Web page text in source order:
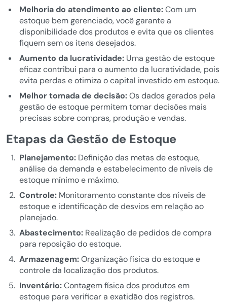
Melhoria do atendimento ao cliente:Com um
estoque bem gerenciado, você garante a
disponibilidade dos produtos e evita que os clientes
fiquem sem os itens desejados.
Aumento da lucratividade:Uma gestão de estoque
eficaz contribui para o aumento da lucratividade, pois
evita perdas e otimiza o capital investido em estoque.
Melhor tomada de decisão:Os dados gerados pela
gestão de estoque permitem tomar decisões mais
precisas sobre compras, produção e vendas.
Etapas da Gestão de Estoque
Planejamento:Definição das metas de estoque,
análise da demanda e estabelecimento de níveis de
estoque mínimo e máximo.
Controle:Monitoramento constante dos níveis de
estoque e identificação de desvios em relação ao
planejado.
Abastecimento:Realização de pedidos de compra
para reposição do estoque.
Armazenagem:Organização física do estoque e
controle da localização dos produtos.
Inventário:Contagem física dos produtos em
estoque para verificar a exatidão dos registros.